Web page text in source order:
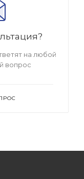
на любой
вопрос